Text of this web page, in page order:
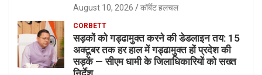
August 10, 2026 कॉर्बेट हलचल
CORBETT
सड़कों को गड्ढामुक्त करने की डेडलाइन तय: 15
अक्टूबर तक हर हाल में गड्ढामुक्त हों प्रदेश की
सड़कें — सीएम धामी के जिलाधिकारियों को सख्त